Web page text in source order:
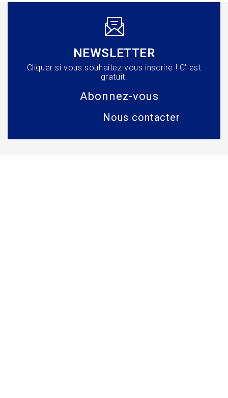
NEWSLETTER
Cliquer si vous souhaitez vous inscrire ! C' est
gratuit.
Abonnez-vous
Nous contacter